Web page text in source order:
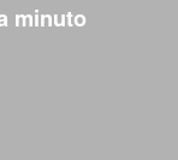
minuto